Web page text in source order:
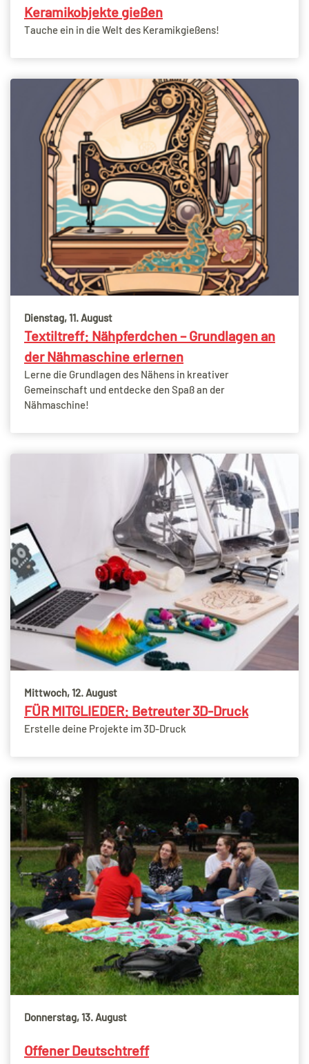
Keramikobjekte gießen
Tauche ein in die Welt des Keramikgießens!
Dienstag, 11. August
Textiltreff: Nähpferdchen – Grundlagen an
der Nähmaschine erlernen
Lerne die Grundlagen des Nähens in kreativer
Gemeinschaft und entdecke den Spaß an der
Nähmaschine!
Mittwoch, 12. August
FÜR MITGLIEDER: Betreuter 3D-Druck
Erstelle deine Projekte im 3D-Druck
Donnerstag, 13. August
Offener Deutschtreff